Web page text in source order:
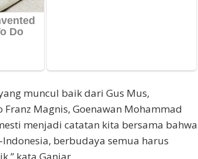
muncul baik dari Gus Mus,
Magnis, Goenawan Mohammad
menjadi catatan kita bersama bahwa
berbudaya semua harus
kata Ganjar.